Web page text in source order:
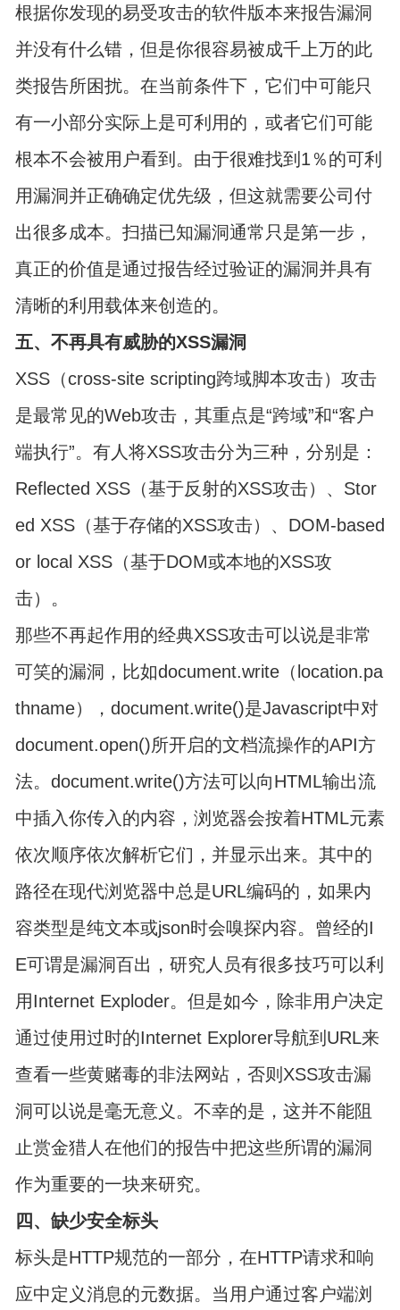
根据你发现的易受攻击的软件版本来报告漏洞
并没有什么错，但是你很容易被成千上万的此
类报告所困扰。在当前条件下，它们中可能只
有一小部分实际上是可利用的，或者它们可能
根本不会被用户看到。由于很难找到1％的可利
用漏洞并正确确定优先级，但这就需要公司付
出很多成本。扫描已知漏洞通常只是第一步，
真正的价值是通过报告经过验证的漏洞并具有
清晰的利用载体来创造的。
五、不再具有威胁的XSS漏洞
XSS（cross-site scripting跨域脚本攻击）攻击
是最常见的Web攻击，其重点是“跨域”和“客户
端执行”。有人将XSS攻击分为三种，分别是：
Reflected XSS（基于反射的XSS攻击）、Stor
ed XSS（基于存储的XSS攻击）、DOM-based
or local XSS（基于DOM或本地的XSS攻
击）。
那些不再起作用的经典XSS攻击可以说是非常
可笑的漏洞，比如document.write（location.pa
thname），document.write()是Javascript中对
document.open()所开启的文档流操作的API方
法。document.write()方法可以向HTML输出流
中插入你传入的内容，浏览器会按着HTML元素
依次顺序依次解析它们，并显示出来。其中的
路径在现代浏览器中总是URL编码的，如果内
容类型是纯文本或json时会嗅探内容。曾经的I
E可谓是漏洞百出，研究人员有很多技巧可以利
用Internet Exploder。但是如今，除非用户决定
通过使用过时的Internet Explorer导航到URL来
查看一些黄赌毒的非法网站，否则XSS攻击漏
洞可以说是毫无意义。不幸的是，这并不能阻
止赏金猎人在他们的报告中把这些所谓的漏洞
作为重要的一块来研究。
四、缺少安全标头
标头是HTTP规范的一部分，在HTTP请求和响
应中定义消息的元数据。当用户通过客户端浏